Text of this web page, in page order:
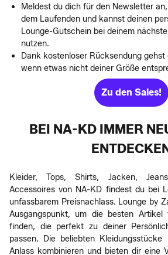
Meldest du dich für den Newsletter
dem Laufenden und kannst deinen
Lounge-Gutschein bei deinem
nutzen.
Dank kostenloser Rücksendung gehst
wenn etwas nicht deiner Größe
Zu den Sales!
BEI NA-KD IMMER
Kleider, Tops, Shirts, Jacken,
Accessoires von NA-KD findest du bei
unfassbarem Preisnachlass. Lounge by
Ausgangspunkt, um die besten
finden, die perfekt zu deiner
passen. Die beliebten
Anlass kombinieren und bieten dir eine